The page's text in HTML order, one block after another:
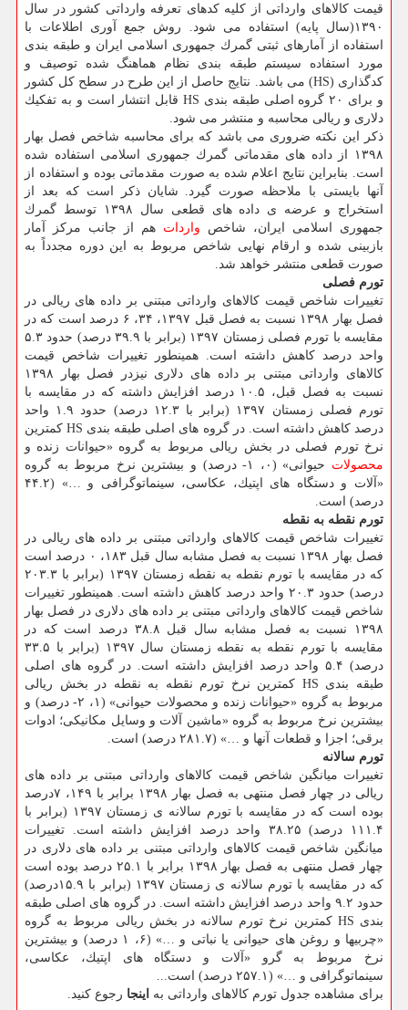
قیمت كالاهای وارداتی از كلیه كدهای تعرفه وارداتی كشور در سال
۱۳۹۰(سال پایه) استفاده می شود. روش جمع آوری اطلاعات با
استفاده از آمارهای ثبتی گمرك جمهوری اسلامی ایران و طبقه بندی
مورد استفاده سیستم طبقه بندی نظام هماهنگ شده توصیف و
كدگذاری (HS) می باشد. نتایج حاصل از این طرح در سطح كل كشور
و برای ۲۰ گروه اصلی طبقه بندی HS قابل انتشار است و به تفكیك
دلاری و ریالی محاسبه و منتشر می شود.
ذكر این نكته ضروری می باشد كه برای محاسبه شاخص فصل بهار
۱۳۹۸ از داده های مقدماتی گمرك جمهوری اسلامی استفاده شده
است. بنابراین نتایج اعلام شده به صورت مقدماتی بوده و استفاده از
آنها بایستی با ملاحظه صورت گیرد. شایان ذكر است كه بعد از
استخراج و عرضه ی داده های قطعی سال ۱۳۹۸ توسط گمرك
جمهوری اسلامی ایران، شاخص واردات هم از جانب مركز آمار
بازبینی شده و ارقام نهایی شاخص مربوط به این دوره مجدداً به
صورت قطعی منتشر خواهد شد.
تورم فصلی
تغییرات شاخص قیمت كالاهای وارداتی مبتنی بر داده های ریالی در
فصل بهار ۱۳۹۸ نسبت به فصل قبل ۱۳۹۷، ۳۴، ۶ درصد است كه در
مقایسه با تورم فصلی زمستان ۱۳۹۷ (برابر با ۳۹.۹ درصد) حدود ۵.۳
واحد درصد كاهش داشته است. همینطور تغییرات شاخص قیمت
كالاهای وارداتی مبتنی بر داده های دلاری نیزدر فصل بهار ۱۳۹۸
نسبت به فصل قبل، ۱۰.۵ درصد افزایش داشته كه در مقایسه با
تورم فصلی زمستان ۱۳۹۷ (برابر با ۱۲.۳ درصد) حدود ۱.۹ واحد
درصد كاهش داشته است. در گروه های اصلی طبقه بندی HS كمترین
نرخ تورم فصلی در بخش ریالی مربوط به گروه «حیوانات زنده و
محصولات
حیوانی» (۰، ۱- درصد) و بیشترین نرخ مربوط به گروه
«آلات و دستگاه های اپتیك، عكاسی، سینماتوگرافی و …» (۴۴.۲
درصد) است.
تورم نقطه به نقطه
تغییرات شاخص قیمت كالاهای وارداتی مبتنی بر داده های ریالی در
فصل بهار ۱۳۹۸ نسبت به فصل مشابه سال قبل ۱۸۳، ۰ درصد است
كه در مقایسه با تورم نقطه به نقطه زمستان ۱۳۹۷ (برابر با ۲۰۳.۳
درصد) حدود ۲۰.۳ واحد درصد كاهش داشته است. همینطور تغییرات
شاخص قیمت كالاهای وارداتی مبتنی بر داده های دلاری در فصل بهار
۱۳۹۸ نسبت به فصل مشابه سال قبل ۳۸.۸ درصد است كه در
مقایسه با تورم نقطه به نقطه زمستان سال ۱۳۹۷ (برابر با ۳۳.۵
درصد) ۵.۴ واحد درصد افزایش داشته است. در گروه های اصلی
طبقه بندی HS كمترین نرخ تورم نقطه به نقطه در بخش ریالی
مربوط به گروه «حیوانات زنده و محصولات حیوانی» (۱، ۲- درصد) و
بیشترین نرخ مربوط به گروه «ماشین آلات و وسایل مكانیكی؛ ادوات
برقی؛ اجزا و قطعات آنها و …» (۲۸۱.۷ درصد) است.
تورم سالانه
تغییرات میانگین شاخص قیمت كالاهای وارداتی مبتنی بر داده های
ریالی در چهار فصل منتهی به فصل بهار ۱۳۹۸ برابر با ۱۴۹، ۷درصد
بوده است كه در مقایسه با تورم سالانه ی زمستان ۱۳۹۷ (برابر با
۱۱۱.۴ درصد) ۳۸.۲۵ واحد درصد افزایش داشته است. تغییرات
میانگین شاخص قیمت كالاهای وارداتی مبتنی بر داده های دلاری در
چهار فصل منتهی به فصل بهار ۱۳۹۸ برابر با ۲۵.۱ درصد بوده است
كه در مقایسه با تورم سالانه ی زمستان ۱۳۹۷ (برابر با ۱۵.۹درصد)
حدود ۹.۲ واحد درصد افزایش داشته است. در گروه های اصلی طبقه
بندی HS كمترین نرخ تورم سالانه در بخش ریالی مربوط به گروه
«چربیها و روغن های حیوانی یا نباتی و …» (۶، ۱ درصد) و بیشترین
نرخ مربوط به گرو «آلات و دستگاه های اپتیك، عكاسی،
سینماتوگرافی و …» (۲۵۷.۱ درصد) است...
برای مشاهده جدول تورم كالاهای وارداتی به اینجا رجوع كنید.